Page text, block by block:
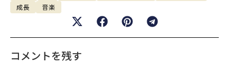
成長
音楽
コメントを残す